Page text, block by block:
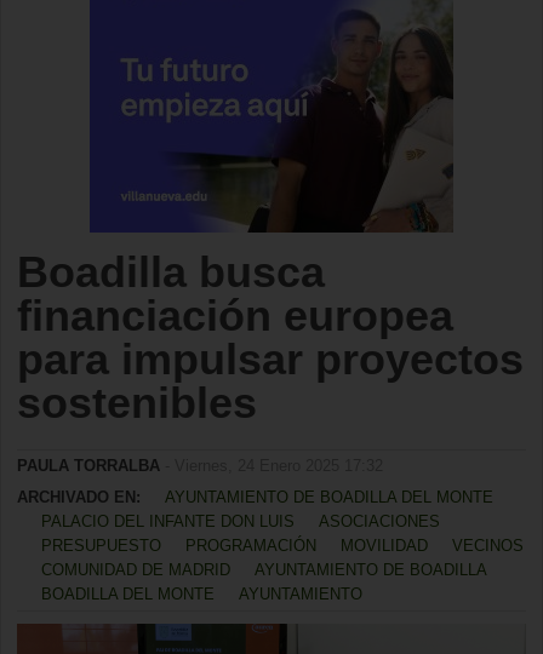
Boadilla busca
financiación europea
para impulsar proyectos
sostenibles
PAULA TORRALBA
ARCHIVADO EN:
AYUNTAMIENTO DE BOADILLA DEL MONTE
PALACIO DEL INFANTE DON LUIS
ASOCIACIONES
PRESUPUESTO
PROGRAMACIÓN MOVILIDAD
VECINOS
COMUNIDAD DE MADRID
AYUNTAMIENTO DE BOADILLA
BOADILLA DEL MONTE
AYUNTAMIENTO